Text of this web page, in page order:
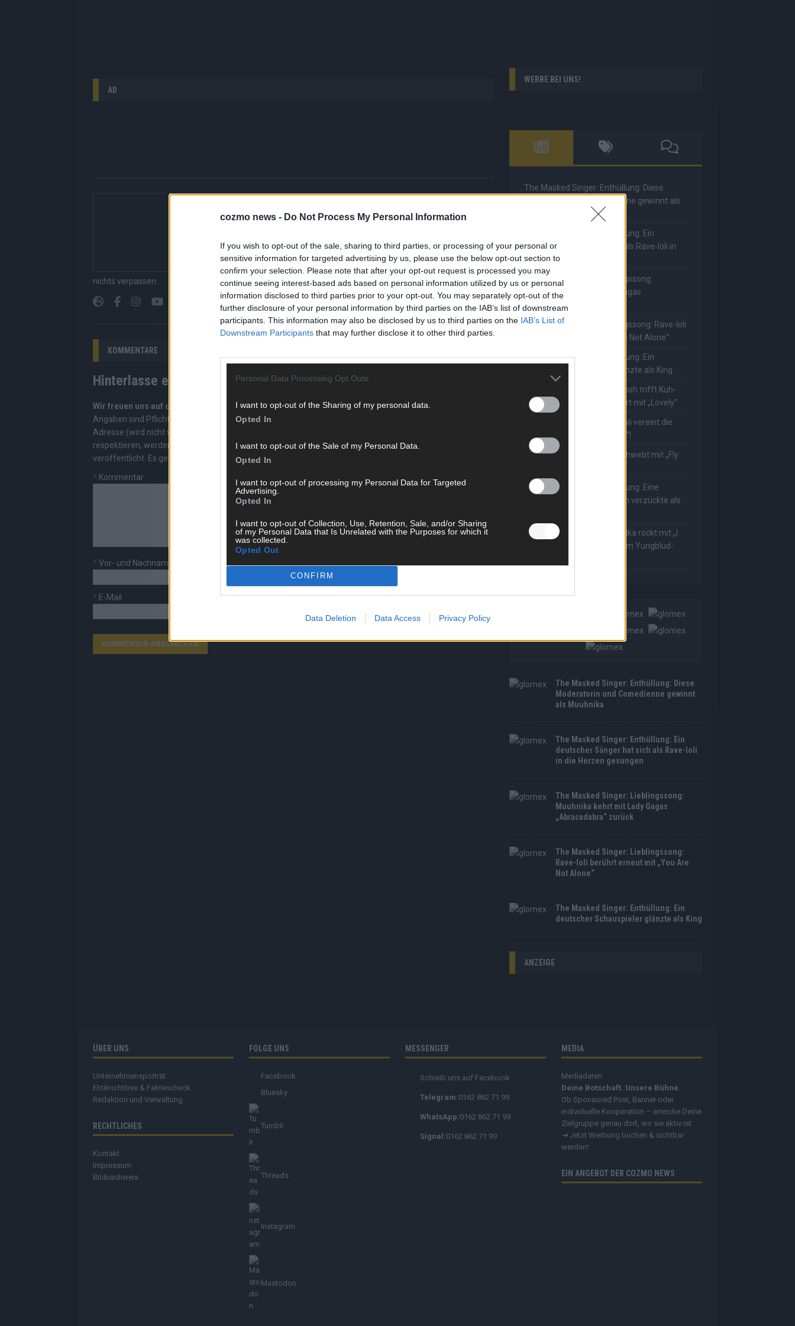
cozmo news - Do Not Process My Personal Information
If you wish to opt-out of the sale, sharing to third parties, or processing of your personal or
sensitive information for targeted advertising by us, please use the below opt-out section to
confirm your selection. Please note that after your opt-out request is processed you may
continue seeing interest-based ads based on personal information utilized by us or personal
information disclosed to third parties prior to your opt-out. You may separately opt-out of the
further disclosure of your personal information by third parties on the IAB’s list of downstream
participants. This information may also be disclosed by us to third parties on the IAB’s List of
Downstream Participants that may further disclose it to other third parties.
Personal Data Processing Opt Outs
I want to opt-out of the Sharing of my personal data.
Opted In
I want to opt-out of the Sale of my Personal Data.
Opted In
I want to opt-out of processing my Personal Data for Targeted
Advertising.
Opted In
I want to opt-out of Collection, Use, Retention, Sale, and/or Sharing
of my Personal Data that Is Unrelated with the Purposes for which it
was collected.
Opted Out
CONFIRM
Data Deletion Data Access Privacy Policy
AD
Hier gibt’s die freshesten Streams, die spannendsten Videos und alles, was du
bringen dir die Inhalte direkt auf den Screen, live oder on-demand. Unsere
Redaktion kuratiert die Clips, Streams und Highlights extra für dich. Kein langes
Suchen, kein Scrollen durch endlose Seiten – einfach einschalten, mitfiebern und
nichts verpassen.
KOMMENTARE
Hinterlasse einen Kommentar
Wir freuen uns auf deinen Beitrag!
Diskutiere mit und teile deine Perspektive. Mit * gekennzeichnete
Angaben sind Pflichtfelder. Bitte nutze deinen Klarnamen (Vor- und Nachname) und eine gültige E-Mail-
Adresse (wird nicht veröffentlicht). Wir prüfen jeden Kommentar kurz. Beiträge, die unsere
respektieren, werden freigeschaltet; Hassrede, Beleidigungen, Hetze, Spam oder Werbung werden nicht
veröffentlicht. Es gelten unsere
Datenschutzvereinbarungen
* Kommentar
* Vor- und Nachname
* E-Mail
WERBE BEI UNS!
The Masked Singer: Enthüllung: Diese
Moderatorin und Comedienne gewinnt als
The Masked Singer: Enthüllung: Ein
deutscher Sänger hat sich als Rave-Ioli in
die Herzen gesungen
The Masked Singer: Lieblingssong:
Muuhnika kehrt mit Lady Gagas
„Abracadabra“ zurück
The Masked Singer: Lieblingssong: Rave-Ioli
berührt erneut mit „You Are Not Alone“
The Masked Singer: Enthüllung: Ein
deutscher Schauspieler glänzte als King
The Masked Singer: Billie Eilish trifft Kuh-
Power! Muuhnika verzaubert mit „Lovely“
The Masked Singer: Rave-Ioli vereint die
Welt mit „We Are The World“!
The Masked Singer: King schwebt mit „Fly
The Masked Singer: Enthüllung: Eine
österreichische Moderatorin verzückte als
The Masked Singer: Muuhnika rockt mit „I
Was Made For Loving You“ im Yungblud-
The Masked Singer: Enthüllung: Diese
Moderatorin und Comedienne gewinnt
als Muuhnika
The Masked Singer: Enthüllung: Ein
deutscher Sänger hat sich als Rave-Ioli
in die Herzen gesungen
The Masked Singer: Lieblingssong:
Muuhnika kehrt mit Lady Gagas
„Abracadabra“ zurück
The Masked Singer: Lieblingssong:
Rave-Ioli berührt erneut mit „You Are
Not Alone“
The Masked Singer: Enthüllung: Ein
deutscher Schauspieler glänzte als King
ANZEIGE
ÜBER UNS
Unternehmensporträt
Ehtikrichtlinie & Faktencheck
Redaktion und Verwaltung
RECHTLICHES
Kontakt
Impressum
Bildnachweis
FOLGE UNS
Facebook
Bluesky
Tumblr
Threads
Instagram
Mastodon
MESSENGER
Schreib uns auf Facebook
Telegram:0162 862 71 99
WhatsApp:0162 862 71 99
Signal:0162 862 71 99
MEDIA
Mediadaten
Deine Botschaft. Unsere Bühne.
Ob Sponsored Post, Banner oder
individuelle Kooperation – erreiche Deine
Zielgruppe genau dort, wo sie aktiv ist.
➔ Jetzt Werbung buchen & sichtbar
werden!
EIN ANGEBOT DER COZMO NEWS